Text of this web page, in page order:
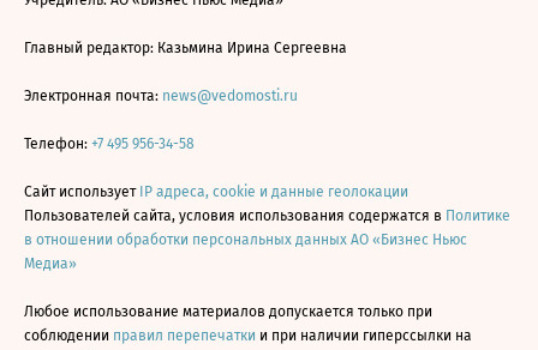
Главный редактор: Казьмина Ирина Сергеевна
Электронная почта: news@vedomosti.ru
Телефон: +7 495 956-34-58
Сайт использует IP адреса, cookie и данные геолокации
Пользователей сайта, условия использования содержатся в Политике
в отношении обработки персональных данных АО «Бизнес Ньюс
Медиа»
Любое использование материалов допускается только при
соблюдении правил перепечатки и при наличии гиперссылки на